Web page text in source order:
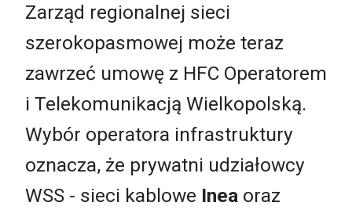
Zarząd regionalnej sieci
szerokopasmowej może teraz
zawrzeć umowę z HFC Operatorem
i Telekomunikacją Wielkopolską.
Wybór operatora infrastruktury
oznacza, że prywatni udziałowcy
WSS - sieci kablowe Inea oraz